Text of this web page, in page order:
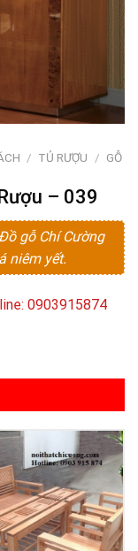
/ TỦ RƯỢU / GỖ
– 039
gỗ Chí Cường
niêm yết.
0903915874